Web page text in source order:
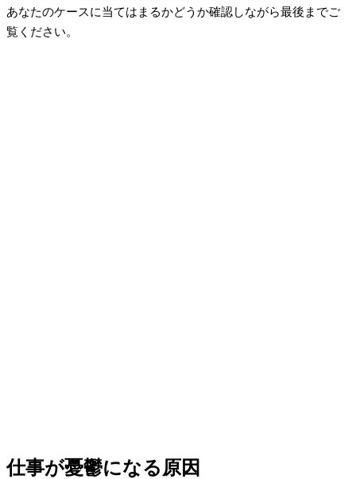
あなたのケースに当てはまるかどうか確認しながら最後までご
覧ください。
仕事が憂鬱になる原因